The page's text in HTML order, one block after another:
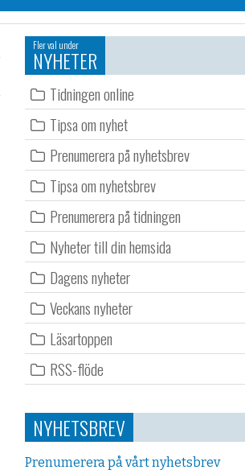
Fler val under
NYHETER
Tidningen online
Tipsa om nyhet
Prenumerera på nyhetsbrev
Tipsa om nyhetsbrev
Prenumerera på tidningen
Nyheter till din hemsida
Dagens nyheter
Veckans nyheter
Läsartoppen
RSS-flöde
NYHETSBREV
Prenumerera på vårt nyhetsbrev